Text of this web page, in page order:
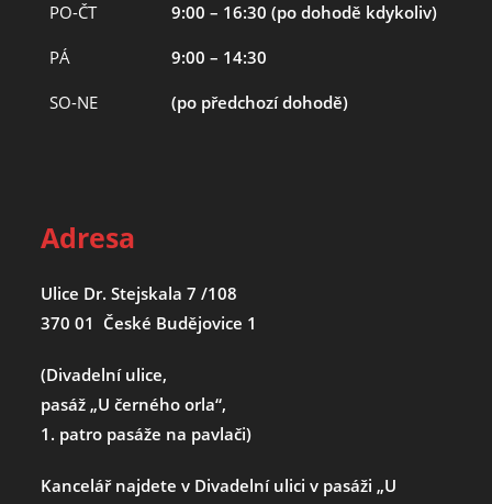
PO-ČT 9:00 – 16:30 (po dohodě kdykoliv)
PÁ 9:00 – 14:30
SO-NE (po předchozí dohodě)
Adresa
Ulice Dr. Stejskala 7 /108
370 01 České Budějovice 1
(Divadelní ulice,
pasáž „U černého orla“,
1. patro pasáže na pavlači)
Kancelář najdete v Divadelní ulici v pasáži „U